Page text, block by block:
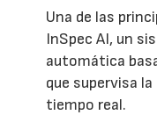
Una de las
InSpec AI, un
automática
que supervisa
tiempo real.